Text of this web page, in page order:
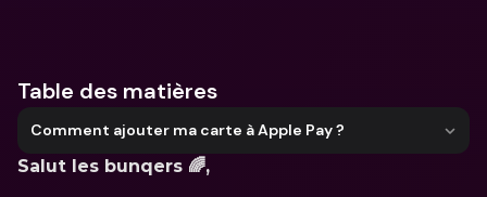
Table des matières
Comment ajouter ma carte à Apple Pay ?
Salut les bunqers 🌈,